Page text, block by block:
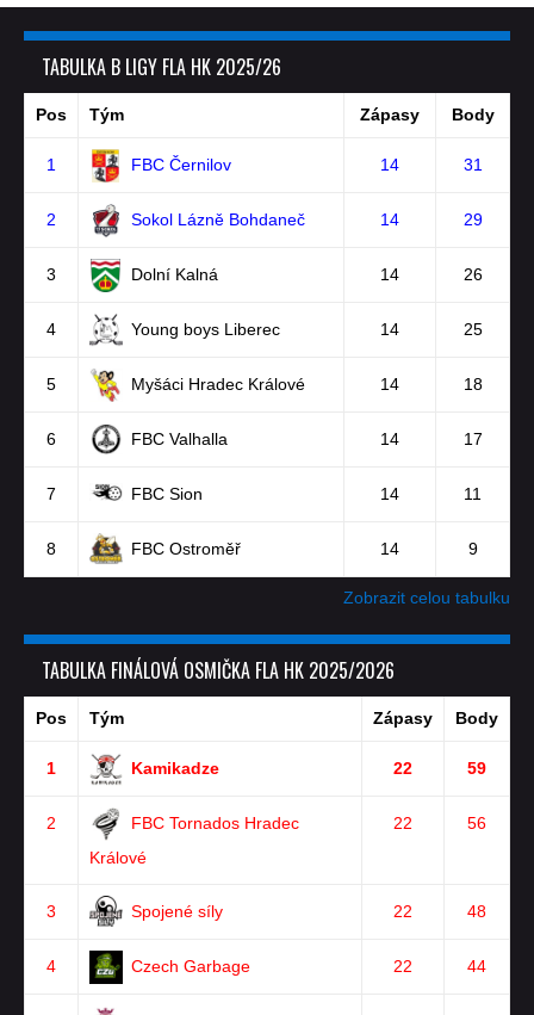
TABULKA B LIGY FLA HK 2025/26
Pos Tým Zápasy Body
1 FBC Černilov 14 31
2 Sokol Lázně Bohdaneč 14 29
3 Dolní Kalná 14 26
4 Young boys Liberec 14 25
5 Myšáci Hradec Králové 14 18
6 FBC Valhalla 14 17
7 FBC Sion 14 11
8 FBC Ostroměř 14 9
Zobrazit celou tabulku
TABULKA FINÁLOVÁ OSMIČKA FLA HK 2025/2026
Pos Tým Zápasy Body
1 Kamikadze 22 59
2
FBC Tornados Hradec
Králové
22 56
3 Spojené síly 22 48
4 Czech Garbage 22 44